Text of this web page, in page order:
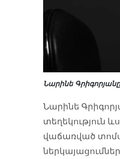
Նարինե Գրիգորյանը
Նարինե
տեղեկություն
վաճառված